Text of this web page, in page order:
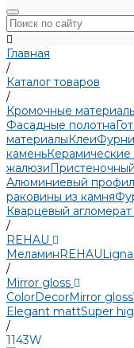
Главная
/
Каталог товаров
/
Кромочные
Фасадные полотна
материалыКлеи
каменьКерамические
жалюзи
Алюминиевый
раковины из камня
Кварцевый
/
REHAU
МеламинREHAU
/
Mirror gloss
ColorDecorMirror gloss
Elegant mattSuper
/
1143W